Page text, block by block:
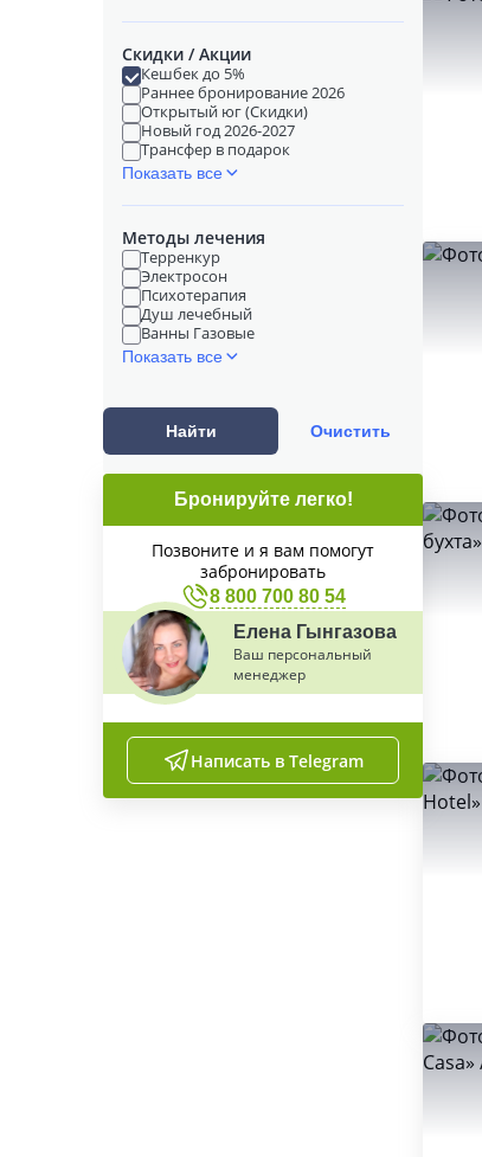
Скидки / Акции
Кешбек до 5%
Раннее бронирование 2026
Открытый юг (Скидки)
Новый год 2026-2027
Трансфер в подарок
Показать все
Методы лечения
Терренкур
Электросон
Психотерапия
Душ лечебный
Ванны Газовые
Показать все
Найти Очистить
Бронируйте легко!
Позвоните и я вам помогут
забронировать
8 800 700 80 54
Елена Гынгазова
Ваш персональный
менеджер
Написать в Telegram